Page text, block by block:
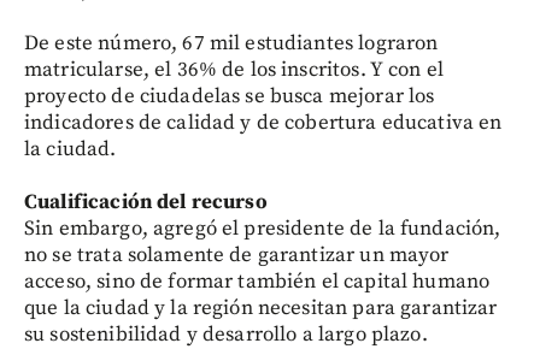
De este número, 67 mil estudiantes lograron
matricularse, el 36% de los inscritos. Y con el
proyecto de ciudadelas se busca mejorar los
indicadores de calidad y de cobertura educativa en
la ciudad.
Cualificación del recurso
Sin embargo, agregó el presidente de la fundación,
no se trata solamente de garantizar un mayor
acceso, sino de formar también el capital humano
que la ciudad y la región necesitan para garantizar
su sostenibilidad y desarrollo a largo plazo.